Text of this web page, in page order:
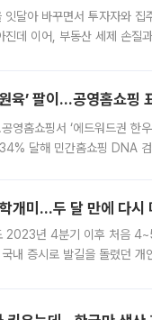
달아 바꾸면서 투자자와
데 이어, 부동산 세제 손질
육’ 팔이...공영홈쇼핑
영홈쇼핑서 ‘에드워드권 한
달해 민간홈쇼핑 DNA
개미…두 달 만에 다시
2023년 4분기 이후 처음
내 증시로 발길을 돌렸던